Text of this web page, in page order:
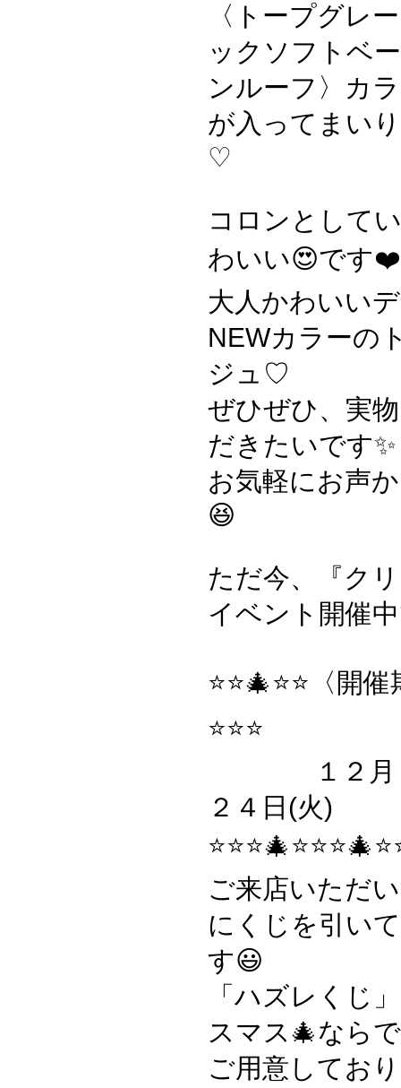
〈トープグレ
ックソフトベ
ンルーフ〉カ
が入ってまい
♡
コロンとして
わいい😍です❤️
大人かわいい
NEWカラーの
ジュ♡
ぜひぜひ、実
だきたいです✨
お気軽にお声
😆
ただ今、『ク
イベント開催
⭐️⭐️🎄⭐️⭐️〈開
⭐️⭐️⭐️
１２月１
２４日(火)
ご来店いただ
にくじを引い
す😃
「ハズレくじ
スマス🎄なら
ご用意してお